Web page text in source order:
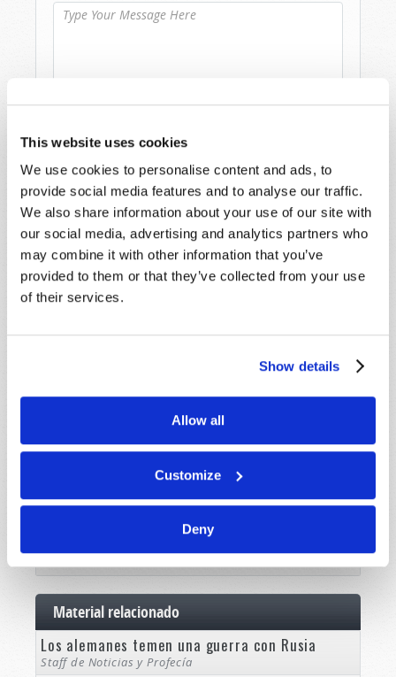
This website uses cookies
We use cookies to personalise content and ads, to
provide social media features and to analyse our traffic.
We also share information about your use of our site with
our social media, advertising and analytics partners who
may combine it with other information that you’ve
provided to them or that they’ve collected from your use
of their services.
Show details
Allow all
Customize
Deny
Comentario
Noticias y profecía
Material relacionado
Los alemanes temen una guerra con Rusia
Staff de Noticias y Profecía